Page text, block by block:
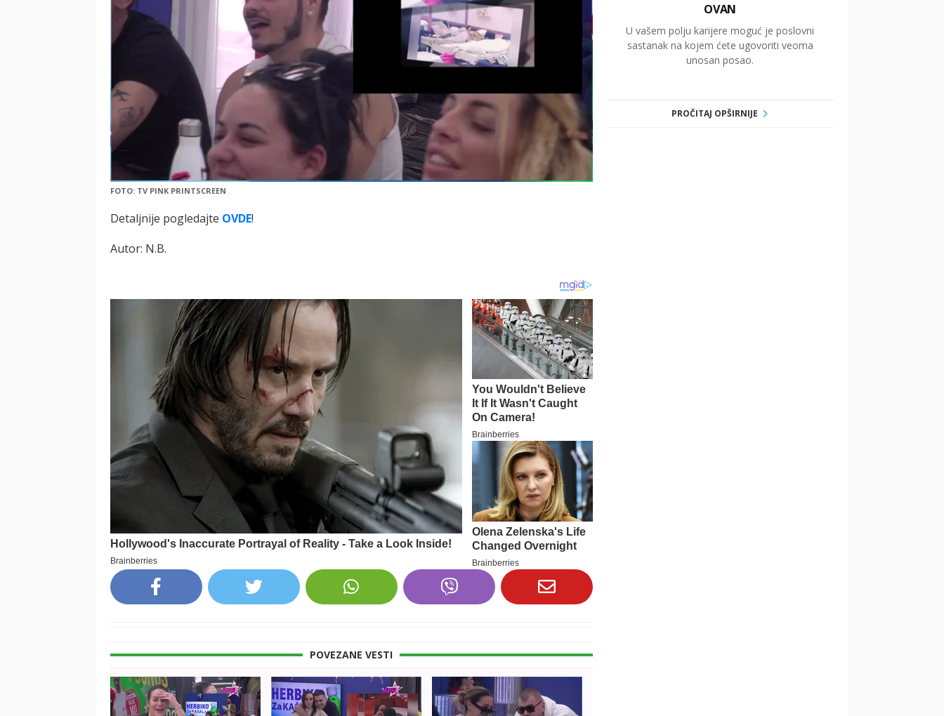
FOTO: TV PINK PRINTSCREEN
Detaljnije pogledajte OVDE!
Autor: N.B.
POVEZANE VESTI
OVAN
U vašem polju karijere moguć je poslovni
sastanak na kojem ćete ugovoriti veoma
unosan posao.
PROČITAJ OPŠIRNIJE